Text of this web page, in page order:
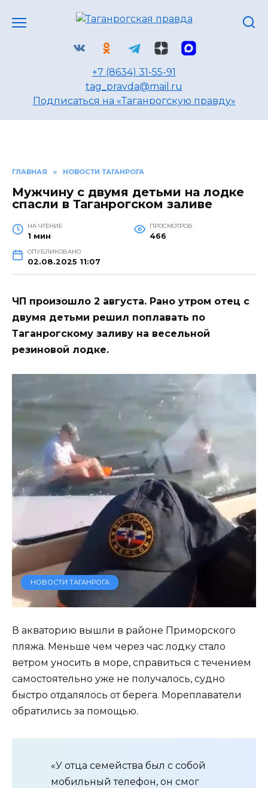
+7 (8634) 31-55-91
tag_pravda@mail.ru
Подписаться на «Таганрогскую правду»
ГЛАВНАЯ » НОВОСТИ ТАГАНРОГА
Мужчину с двумя детьми на лодке
спасли в Таганрогском заливе
НА ЧТЕНИЕ
1 мин
ПРОСМОТРОВ
466
ОПУБЛИКОВАНО
02.08.2025 11:07
ЧП произошло 2 августа. Рано утром отец с
двумя детьми решил поплавать по
Таганрогскому заливу на весельной
резиновой лодке.
НОВОСТИ ТАГАНРОГА
В акваторию вышли в районе Приморского
пляжа. Меньше чем через час лодку стало
ветром уносить в море, справиться с течением
самостоятельно уже не получалось, судно
быстро отдалялось от берега. Мореплаватели
обратились за помощью.
«У отца семейства был с собой
мобильный телефон, он смог